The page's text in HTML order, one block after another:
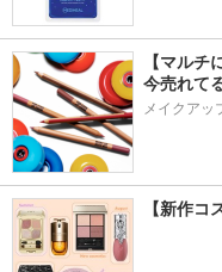
【マル
今売れて
メイクアッ
【新作